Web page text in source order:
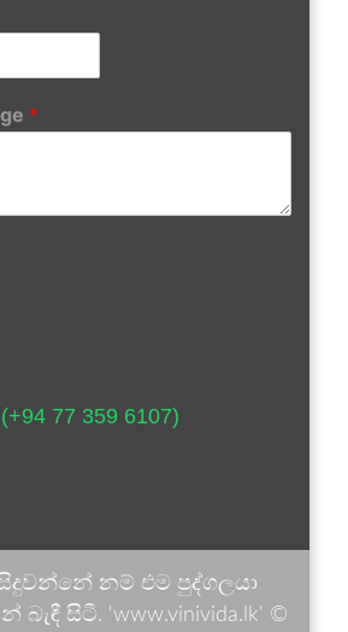
*
77 359 6107)
නම් එම පුද්ගලයා
සිටී. 'www.vinivida.lk' ©